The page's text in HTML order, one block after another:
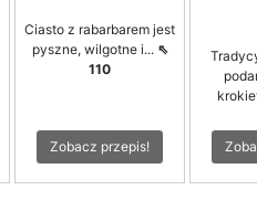
Ciasto z rabarbarem jest
pyszne, wilgotne i... ⇖
110
Zobacz przepis!